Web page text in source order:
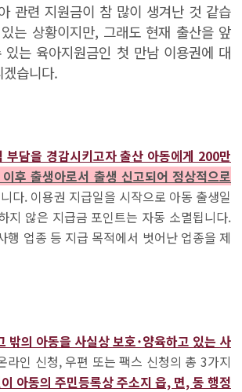
관련 지원금이 참 많이 생겨난 것 같습
는 상황이지만, 그래도 현재 출산을 앞
는 육아지원금인 첫 만남 이용권에 대
습니다.
담을 경감시키고자 출산 아동에게 200만
후 출생아로서 출생 신고되어 정상적으로
다. 이용권 지급일을 시작으로 아동 출생일
지 않은 지급금 포인트는 자동 소멸됩니다.
업종 등 지급 목적에서 벗어난 업종을 제
밖의 아동을 사실상 보호˙양육하고 있는 사
인 신청, 우편 또는 팩스 신청의 총 3가지
아동의 주민등록상 주소지 읍, 면, 동 행정